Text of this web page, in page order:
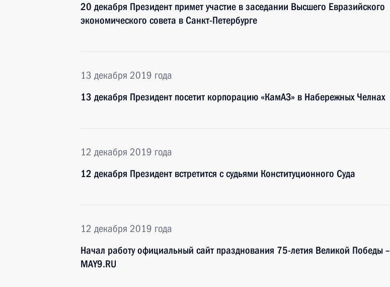
20 декабря Президент примет участие в заседании Высшего Евразийского
экономического совета в Санкт-Петербурге
13 декабря 2019 года
13 декабря Президент посетит корпорацию «КамАЗ» в Набережных Челнах
12 декабря 2019 года
12 декабря Президент встретится с судьями Конституционного Суда
12 декабря 2019 года
Начал работу официальный сайт празднования 75-летия Великой Победы –
MAY9.RU